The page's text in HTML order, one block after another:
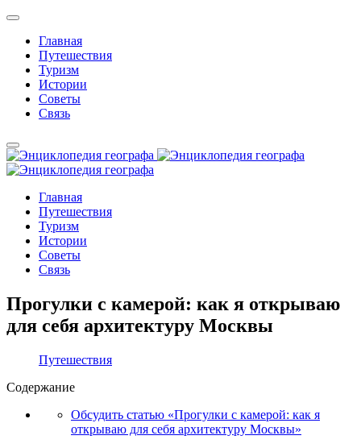
Главная
Путешествия
Туризм
Истории
Советы
Связь
Главная
Путешествия
Туризм
Истории
Советы
Связь
Прогулки с камерой: как я открываю
для себя архитектуру Москвы
Путешествия
Содержание
Обсудить статью «Прогулки с камерой: как я
открываю для себя архитектуру Москвы»